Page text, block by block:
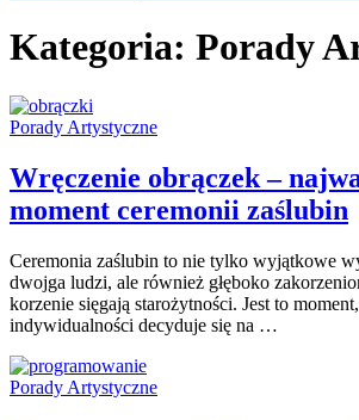
Kategoria: Porady
Porady Artystyczne
Wręczenie obrączek –
moment ceremonii zaślubin
Ceremonia zaślubin to nie tylko wyjątkowe
dwojga ludzi, ale również głęboko
korzenie sięgają starożytności. Jest to
indywidualności decyduje się na …
Porady Artystyczne